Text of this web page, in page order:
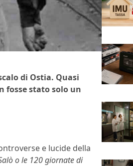
di Ostia. Quasi
fosse stato solo un
e lucide della
o le 120 giornate di